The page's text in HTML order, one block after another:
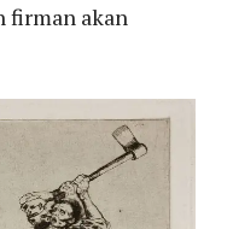
firman akan